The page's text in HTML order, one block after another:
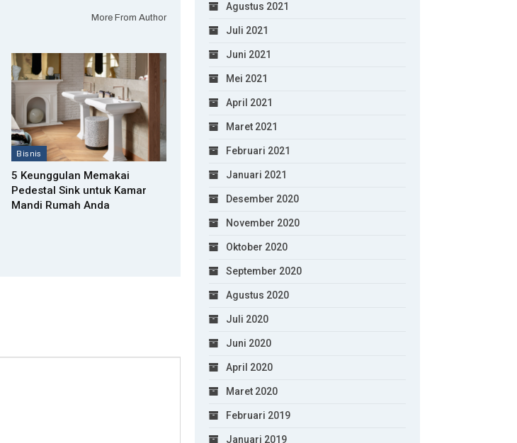
More From Author
Bisnis
5 Keunggulan Memakai
Pedestal Sink untuk Kamar
Mandi Rumah Anda
Agustus 2021
Juli 2021
Juni 2021
Mei 2021
April 2021
Maret 2021
Februari 2021
Januari 2021
Desember 2020
November 2020
Oktober 2020
September 2020
Agustus 2020
Juli 2020
Juni 2020
April 2020
Maret 2020
Februari 2019
Januari 2019